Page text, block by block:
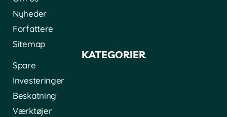
Nyheder
Forfattere
Sitemap
KATEGORIER
Spare
Investeringer
Beskatning
Værktøjer